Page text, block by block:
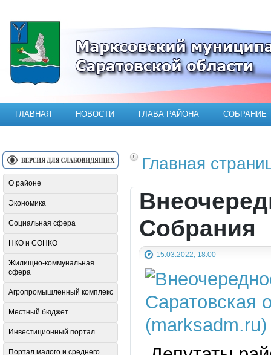
Официальный сайт Марксовского
ГЛАВНАЯ НОВОСТИ ГЛАВА РАЙОНА СОБРАНИЕ
Главная
Собрания
15.03.2022, 18:00
О районе
Экономика
Социальная сфера
НКО и СОНКО
Жилищно-коммунальная
сфера
Агропромышленный комплекс
Местный бюджет
Инвестиционный портал
Портал малого и среднего